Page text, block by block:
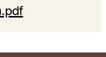
(CIO)